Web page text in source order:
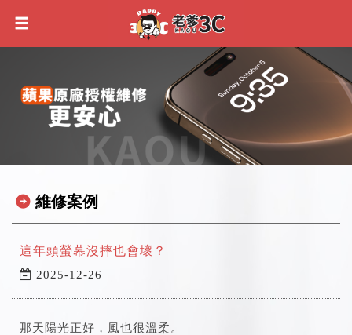
維修案例
這年頭螢幕沒摔也會壞？
2025-12-26
那天陽光正好，風也很溫柔。